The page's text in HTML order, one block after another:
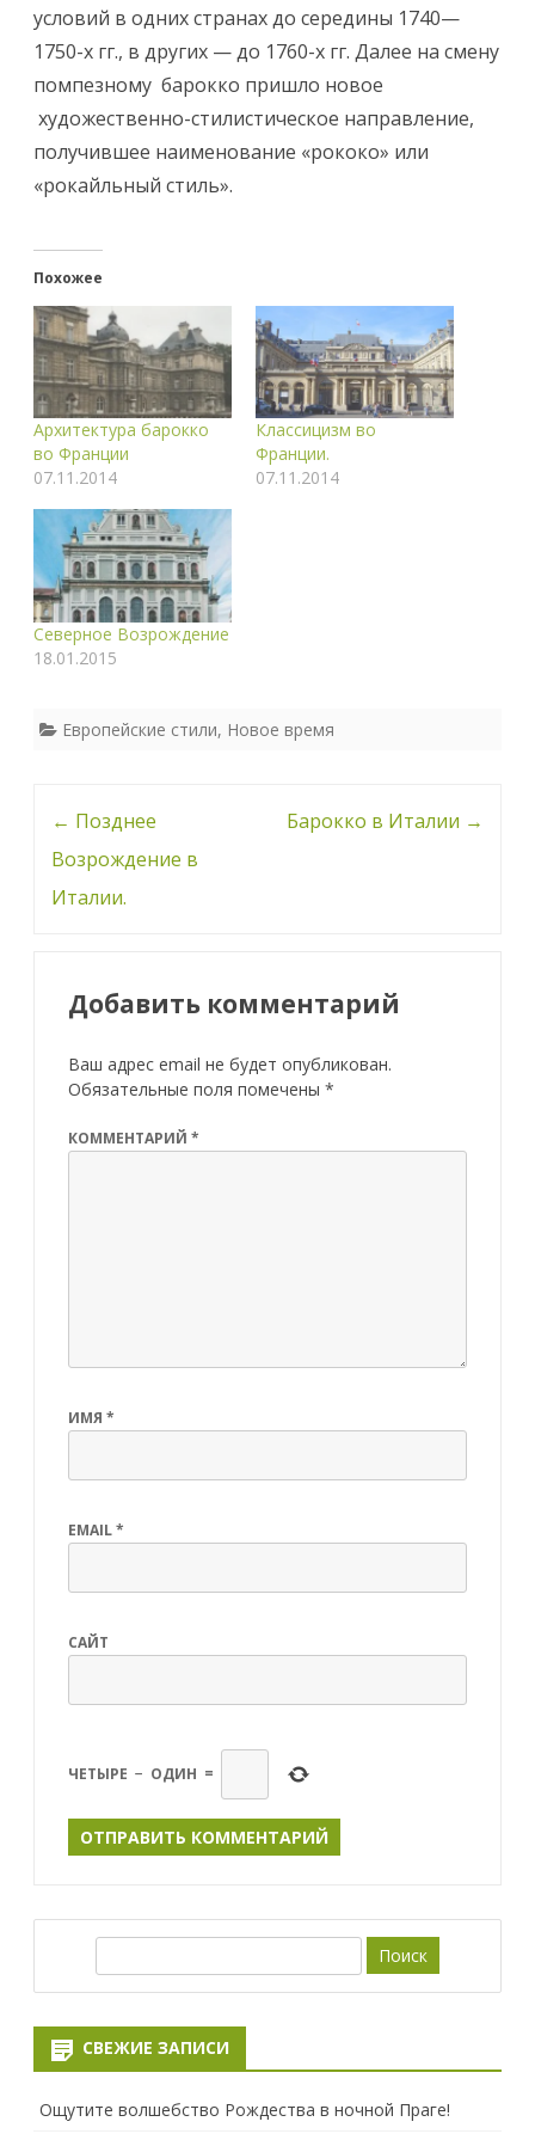
условий в одних странах до середины 1740—
1750-х гг., в других — до 1760-х гг. Далее на смену
помпезному барокко пришло новое
художественно-стилистическое направление,
получившее наименование «рококо» или
«рокайльный стиль».
Похожее
Архитектура барокко
во Франции
07.11.2014
Классицизм во
Франции.
07.11.2014
Северное Возрождение
18.01.2015
Европейские стили, Новое время
записи
← Позднее
Возрождение в
Италии.
Барокко в Италии →
Добавить комментарий
Ваш адрес email не будет опубликован.
Обязательные поля помечены *
КОММЕНТАРИЙ *
ИМЯ *
EMAIL*
САЙТ
ЧЕТЫРЕ − ОДИН =
СВЕЖИЕ ЗАПИСИ
Ощутите волшебство Рождества в ночной Праге!